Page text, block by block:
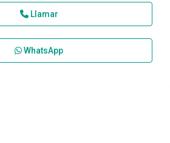
Llamar
WhatsApp